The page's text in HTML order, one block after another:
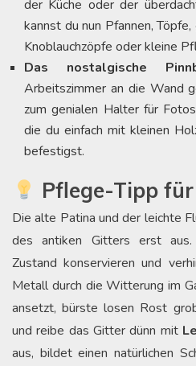
der Küche oder der
kannst du nun Pfannen,
Knoblauchzöpfe oder kleine
Das nostalgische
Arbeitszimmer an die Wand
zum genialen Halter für
die du einfach mit kleinen
befestigst.
Pflege-Tipp
Die alte Patina und der leichte
des antiken Gitters erst
Zustand konservieren und
Metall durch die Witterung im
ansetzt, bürste losen Rost
und reibe das Gitter dünn mit
aus, bildet einen natürlichen